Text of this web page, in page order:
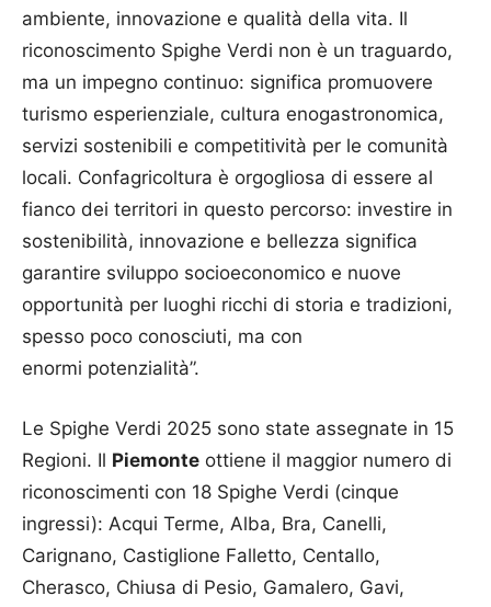
ambiente, innovazione e qualità della vita. Il
riconoscimento Spighe Verdi non è un traguardo,
ma un impegno continuo: significa promuovere
turismo esperienziale, cultura enogastronomica,
servizi sostenibili e competitività per le comunità
locali. Confagricoltura è orgogliosa di essere al
fianco dei territori in questo percorso: investire in
sostenibilità, innovazione e bellezza significa
garantire sviluppo socioeconomico e nuove
opportunità per luoghi ricchi di storia e tradizioni,
spesso poco conosciuti, ma con
enormi potenzialità”.
Le Spighe Verdi 2025 sono state assegnate in 15
Regioni. Il Piemonte ottiene il maggior numero di
riconoscimenti con 18 Spighe Verdi (cinque
ingressi): Acqui Terme, Alba, Bra, Canelli,
Carignano, Castiglione Falletto, Centallo,
Cherasco, Chiusa di Pesio, Gamalero, Gavi,